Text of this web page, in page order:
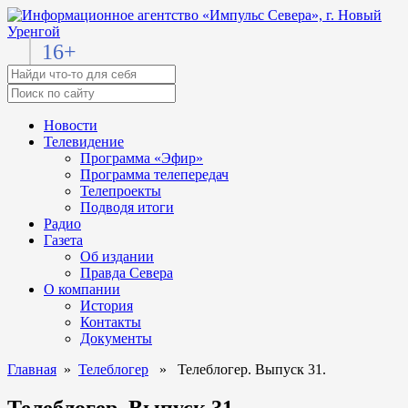
16+
Новости
Телевидение
Программа «Эфир»
Программа телепередач
Телепроекты
Подводя итоги
Радио
Газета
Об издании
Правда Севера
О компании
История
Контакты
Документы
Главная » Телеблогер » Телеблогер. Выпуск 31.